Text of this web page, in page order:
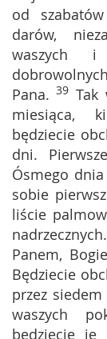
od
darów,
waszych i
Pana. 39 Tak
miesiąca,
będziecie
dni.
Ósmego
sobie
liście
Panem,
Będziecie
przez
waszych
będziecie je